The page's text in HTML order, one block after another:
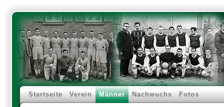
Startseite Verein Männer Nachwuchs Fotos